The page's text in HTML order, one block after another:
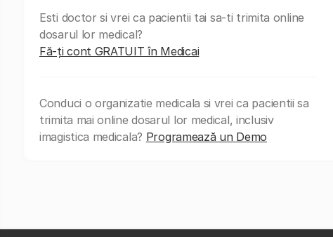
Esti doctor si vrei ca pacientii tai sa-ti trimita online
dosarul lor medical?
Fă-ți cont GRATUIT în Medicai
Conduci o organizatie medicala si vrei ca pacientii sa
trimita mai online dosarul lor medical, inclusiv
imagistica medicala? Programează un Demo